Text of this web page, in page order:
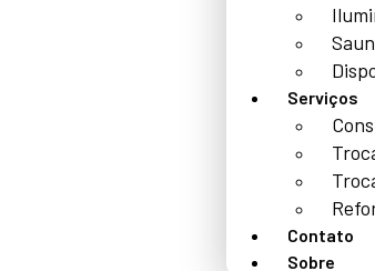
Serviços
Contato
Sobre